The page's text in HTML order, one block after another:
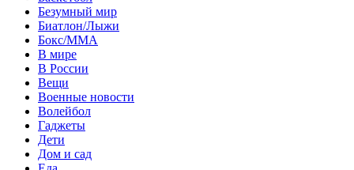
Безумный мир
Биатлон/Лыжи
Бокс/MMA
В мире
В России
Вещи
Военные новости
Волейбол
Гаджеты
Дети
Дом и сад